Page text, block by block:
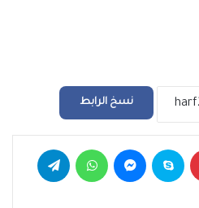
نسخ الرابط
بينتيريست سكايب ماسنجر واتساب